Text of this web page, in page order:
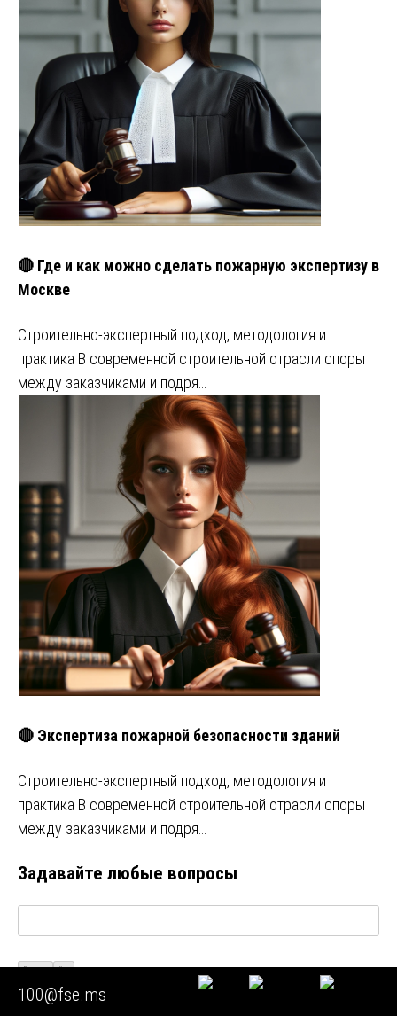
🔴 Где и как можно сделать пожарную экспертизу в
Москве
Строительно-экспертный подход, методология и
практика В современной строительной отрасли споры
между заказчиками и подря…
🔴 Экспертиза пожарной безопасности зданий
Строительно-экспертный подход, методология и
практика В современной строительной отрасли споры
между заказчиками и подря…
Задавайте любые вопросы
Визуально Код
100@fse.ms